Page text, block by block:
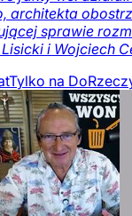
architekta
sprawie
i Wojciech
Tylko na